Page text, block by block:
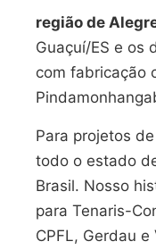
região de
Guaçuí/ES e os
com fabricação
Para projetos
todo o estado
Brasil. Nosso
para Tenaris-
CPFL, Gerdau